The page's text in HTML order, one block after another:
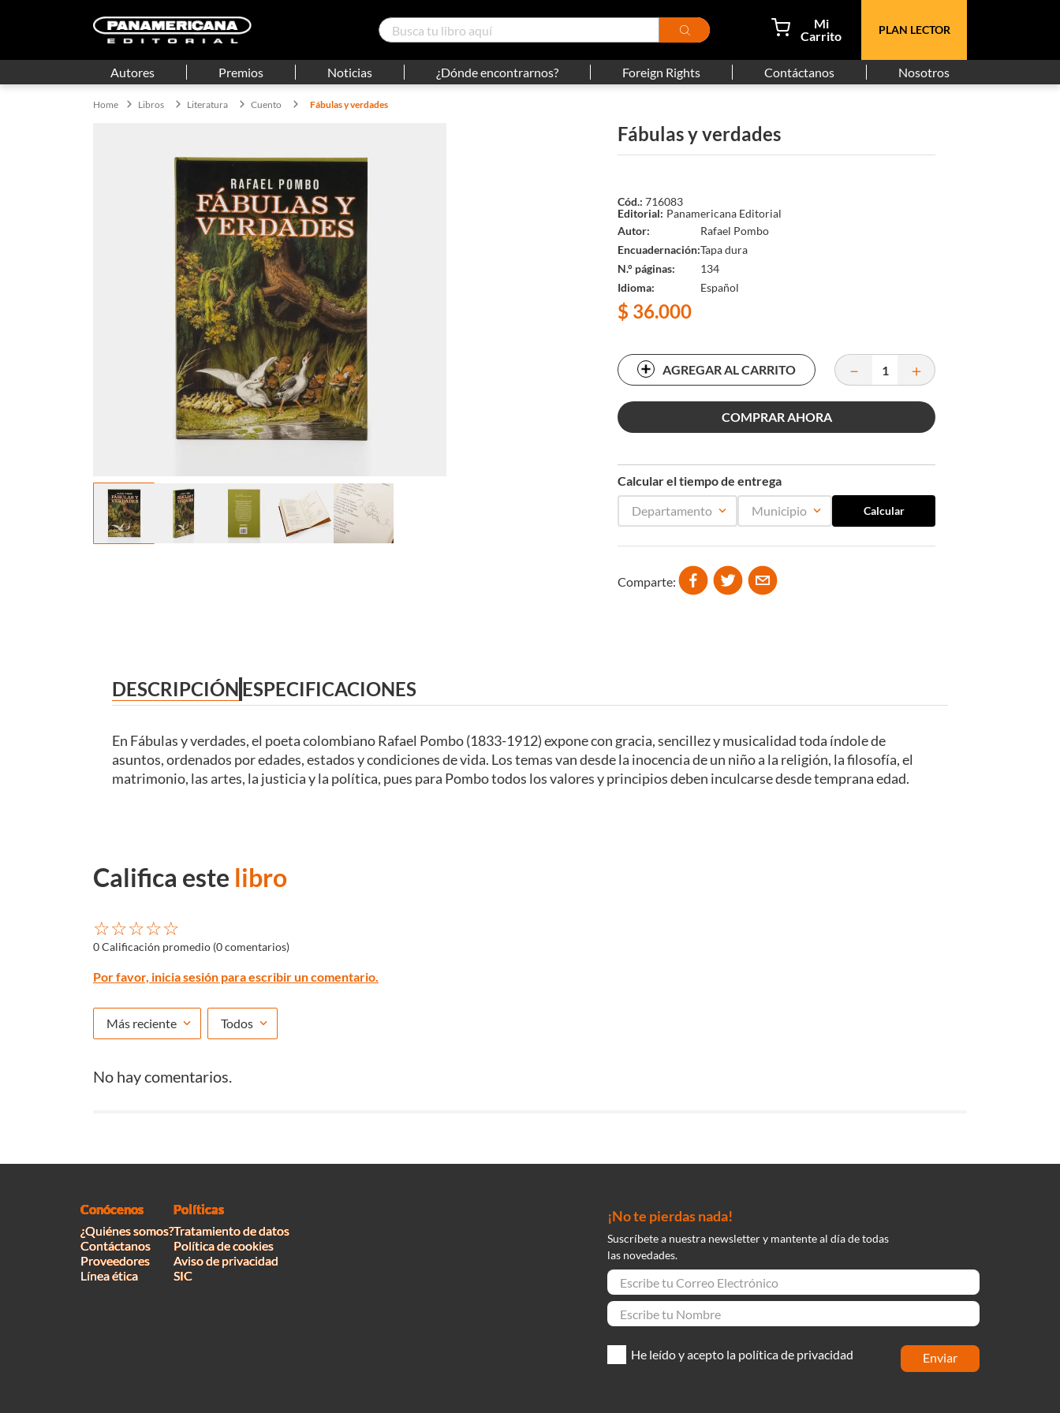
PLAN LECTOR
Autores Premios Noticias ¿Dónde encontrarnos? Foreign Rights Contáctanos Nosotros
Libros Literatura Cuento Fábulas y verdades
Fábulas y verdades
Panamericana Editorial
716083
Autor
Encuadernación
N.° páginas
Idioma
Rafael Pombo
Tapa dura
134
Español
$ 36.000
AGREGAR AL CARRITO ＋
－
COMPRAR AHORA
Calcular el tiempo de entrega
Departamento
Municipio
Comparte
DESCRIPCIÓN ESPECIFICACIONES
En Fábulas y verdades, el poeta colombiano Rafael Pombo (1833-1912) expone con gracia, sencillez y musicalidad toda índole de
asuntos, ordenados por edades, estados y condiciones de vida. Los temas van desde la inocencia de un niño a la religión, la filosofía, el
matrimonio, las artes, la justicia y la política, pues para Pombo todos los valores y principios deben inculcarse desde temprana edad.
Califica este libro
☆☆☆☆☆
0 Calificación promedio (0 comentarios)
Por favor, inicia sesión para escribir un comentario.
Más reciente Todos
No hay comentarios.
Conócenos
¿Quiénes somos?
Contáctanos
Proveedores
Línea ética
Políticas
Tratamiento de datos
Política de cookies
Aviso de privacidad
SIC
¡No te pierdas nada!
Suscríbete a nuestra newsletter y mantente al día de todas
las novedades.
He leído y acepto la política de privacidad enviar